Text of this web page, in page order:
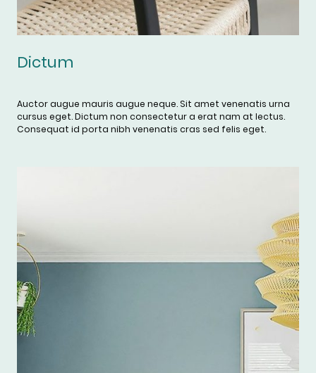
Dictum
Auctor augue mauris augue neque. Sit amet venenatis urna
cursus eget. Dictum non consectetur a erat nam at lectus.
Consequat id porta nibh venenatis cras sed felis eget.